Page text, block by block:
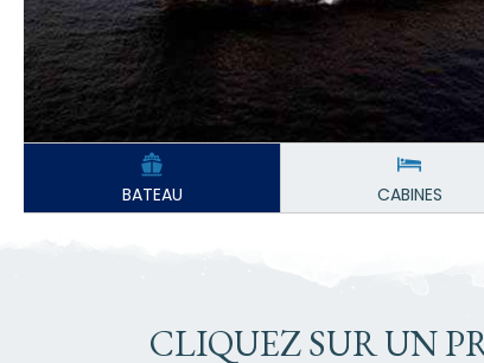
BATEAU CABINES
CLIQUEZ SUR UN